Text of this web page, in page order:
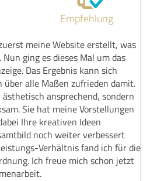
Empfehlung
meine Website erstellt, was
ging es dieses Mal um das
Das Ergebnis kann sich
über alle Maßen zufrieden damit.
ansprechend, sondern
Sie hat meine Vorstellungen
Ihre kreativen Ideen
noch weiter verbessert
Verhältnis fand ich für die
Ich freue mich schon jetzt